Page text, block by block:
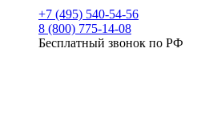
+7 (495) 540-54-56
8 (800) 775-14-08
Бесплатный звонок по РФ